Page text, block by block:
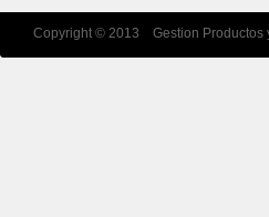
Copyright © 2013 Gestion